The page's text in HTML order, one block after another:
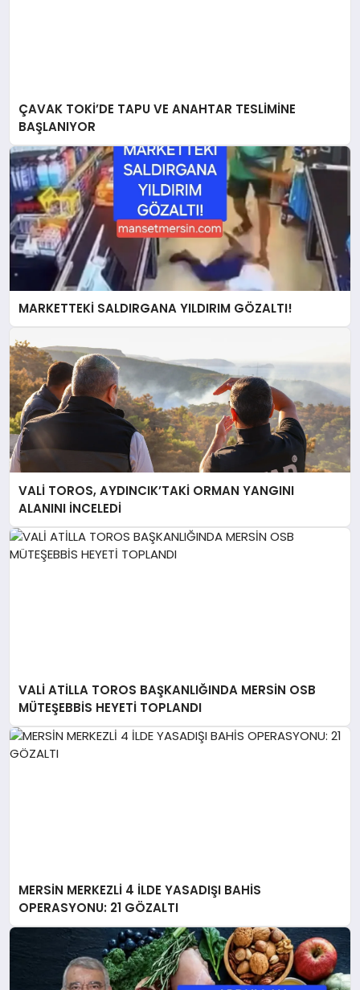
ÇAVAK TOKİ’DE TAPU VE ANAHTAR TESLİMİNE
BAŞLANIYOR
MARKETTEKİ SALDIRGANA YILDIRIM GÖZALTI!
VALİ TOROS, AYDINCIK’TAKİ ORMAN YANGINI
ALANINI İNCELEDİ
VALİ ATİLLA TOROS BAŞKANLIĞINDA MERSİN OSB
MÜTEŞEBBİS HEYETİ TOPLANDI
MERSİN MERKEZLİ 4 İLDE YASADIŞI BAHİS
OPERASYONU: 21 GÖZALTI